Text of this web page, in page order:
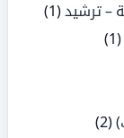
– ترشيد(1)
(1)
(2)